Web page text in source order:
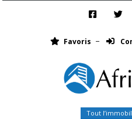
Favoris
Tout